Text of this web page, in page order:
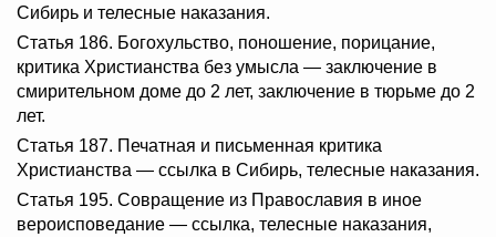
Сибирь и телесные наказания.
Статья 186. Богохульство, поношение, порицание,
критика Христианства без умысла — заключение в
смирительном доме до 2 лет, заключение в тюрьме до 2
лет.
Статья 187. Печатная и письменная критика
Христианства — ссылка в Сибирь, телесные наказания.
Статья 195. Совращение из Православия в иное
вероисповедание — ссылка, телесные наказания,